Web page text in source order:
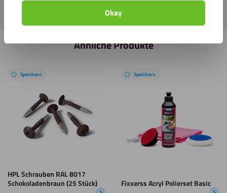
Okay
Ähnliche Produkte
Speichern
HPL Schrauben RAL 8017
Schokoladenbraun (25 Stück)
Speichern
Fixxerss Acryl Polierset Basic